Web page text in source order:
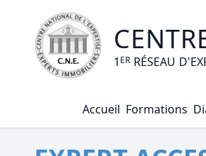
1 ER RÉSEAU
Accueil Formations